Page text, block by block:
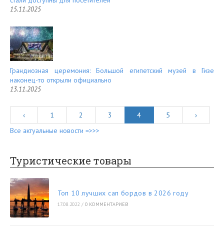
15.11.2025
Грандиозная церемония: Большой египетский музей в Гизе
наконец-то открыли официально
13.11.2025
‹ 1 2 3 4 5
›
Все актуальные новости =>>>
Туристические товары
Топ 10 лучших сап бордов в 2026 году
17.08.2022 / 0 КОММЕНТАРИЕВ